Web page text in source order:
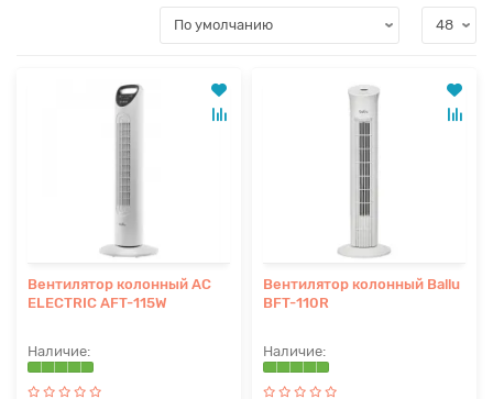
Вентилятор колонный AC
ELECTRIC AFT-115W
Вентилятор колонный Ballu
BFT-110R